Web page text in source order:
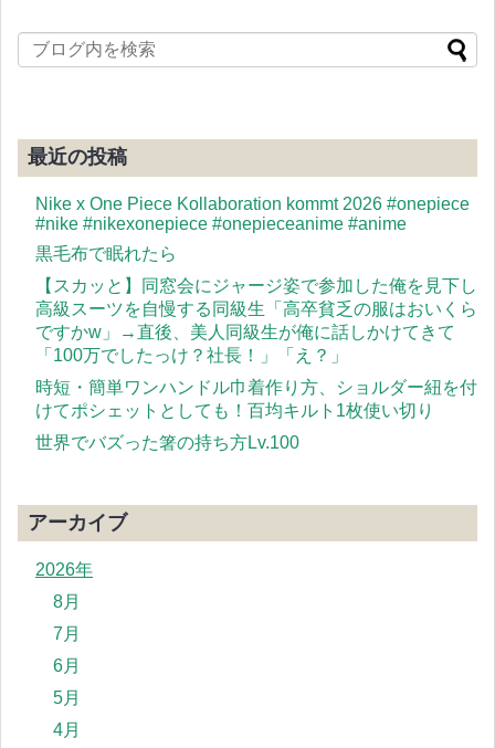
最近の投稿
Nike x One Piece Kollaboration kommt 2026 #onepiece
#nike #nikexonepiece #onepieceanime #anime
黒毛布で眠れたら
【スカッと】同窓会にジャージ姿で参加した俺を見下し
高級スーツを自慢する同級生「高卒貧乏の服はおいくら
ですかw」→直後、美人同級生が俺に話しかけてきて
「100万でしたっけ？社長！」「え？」
時短・簡単ワンハンドル巾着作り方、ショルダー紐を付
けてポシェットとしても！百均キルト1枚使い切り
世界でバズった箸の持ち方Lv.100
アーカイブ
2026年
8月
7月
6月
5月
4月